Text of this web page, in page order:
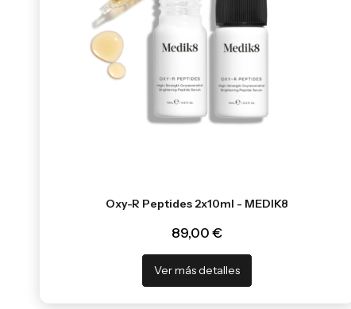
Oxy-R Peptides 2x10ml - MEDIK8
89,00 €
Ver más detalles